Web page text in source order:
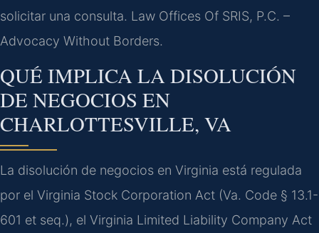
solicitar una consulta. Law Offices Of SRIS, P.C. –
Advocacy Without Borders.
QUÉ IMPLICA LA DISOLUCIÓN
DE NEGOCIOS EN
CHARLOTTESVILLE, VA
La disolución de negocios en Virginia está regulada
por el Virginia Stock Corporation Act (Va. Code § 13.1-
601 et seq.), el Virginia Limited Liability Company Act